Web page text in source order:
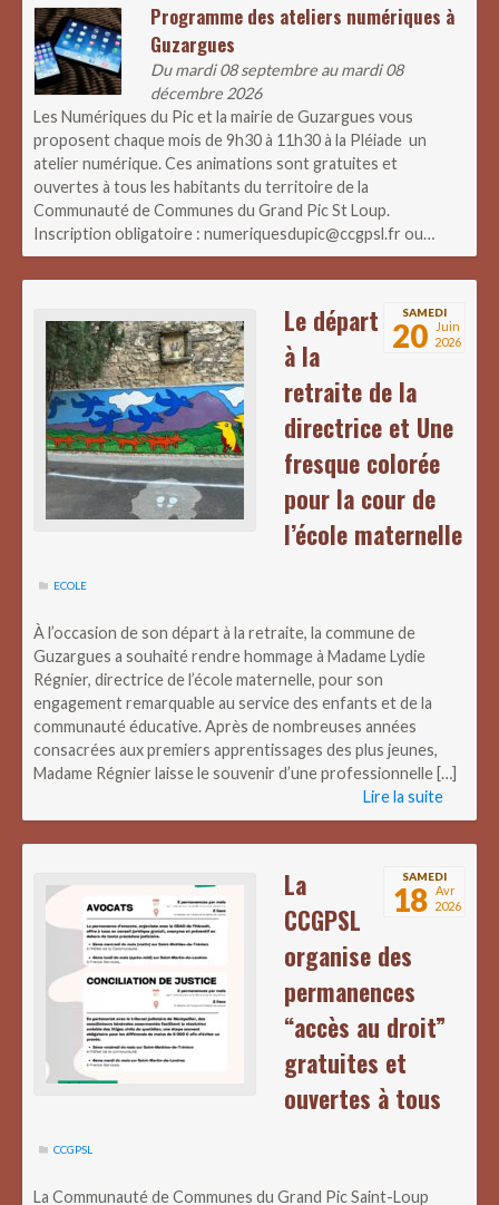
Programme des ateliers numériques à
Guzargues
Du mardi 08 septembre au mardi 08
décembre 2026
Les Numériques du Pic et la mairie de Guzargues vous
proposent chaque mois de 9h30 à 11h30 à la Pléiade un
atelier numérique. Ces animations sont gratuites et
ouvertes à tous les habitants du territoire de la
Communauté de Communes du Grand Pic St Loup.
Inscription obligatoire : numeriquesdupic@ccgpsl.fr ou…
SAMEDI
20
Juin
2026
Le départ
à la
retraite de la
directrice et Une
fresque colorée
pour la cour de
l’école maternelle
ECOLE
À l’occasion de son départ à la retraite, la commune de
Guzargues a souhaité rendre hommage à Madame Lydie
Régnier, directrice de l’école maternelle, pour son
engagement remarquable au service des enfants et de la
communauté éducative. Après de nombreuses années
consacrées aux premiers apprentissages des plus jeunes,
Madame Régnier laisse le souvenir d’une professionnelle […]
Lire la suite
SAMEDI
18 Avr
2026
La
CCGPSL
organise des
permanences
“accès au droit”
gratuites et
ouvertes à tous
CCGPSL
La Communauté de Communes du Grand Pic Saint-Loup